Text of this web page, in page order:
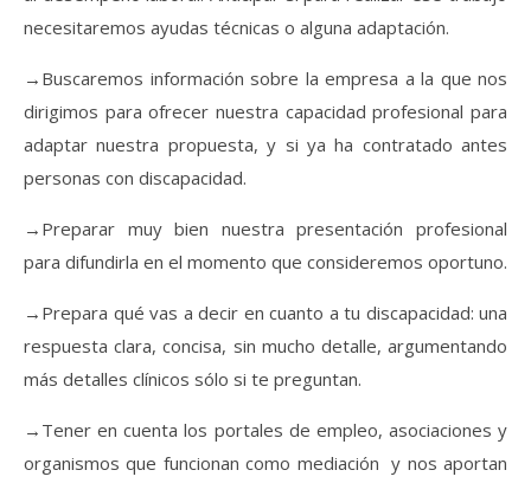
necesitaremos ayudas técnicas o alguna adaptación.
→Buscaremos información sobre la empresa a la que nos
dirigimos para ofrecer nuestra capacidad profesional para
adaptar nuestra propuesta, y si ya ha contratado antes
personas con discapacidad.
→Preparar muy bien nuestra presentación profesional
para difundirla en el momento que consideremos oportuno.
→Prepara qué vas a decir en cuanto a tu discapacidad: una
respuesta clara, concisa, sin mucho detalle, argumentando
más detalles clínicos sólo si te preguntan.
→Tener en cuenta los portales de empleo, asociaciones y
organismos que funcionan como mediación y nos aportan